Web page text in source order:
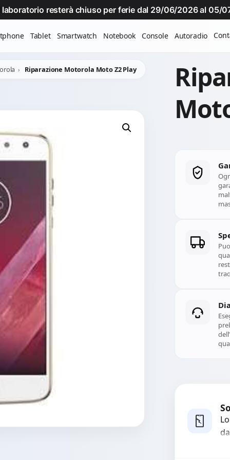
laboratorio resterà chiuso per ferie dal 29/06/2026 al 05/
Tablet Smartwatch Notebook Console Autoradio
Riparazione Motorola Moto Z2 Play